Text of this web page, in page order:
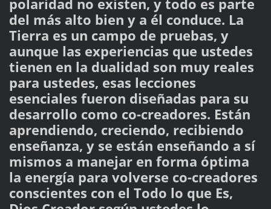
polaridad no existen, y todo es parte
del más alto bien y a él conduce. La
Tierra es un campo de pruebas, y
aunque las experiencias que ustedes
tienen en la dualidad son muy reales
para ustedes, esas lecciones
esenciales fueron diseñadas para su
desarrollo como co-creadores. Están
aprendiendo, creciendo, recibiendo
enseñanza, y se están enseñando a sí
mismos a manejar en forma óptima
la energía para volverse co-creadores
conscientes con el Todo lo que Es,